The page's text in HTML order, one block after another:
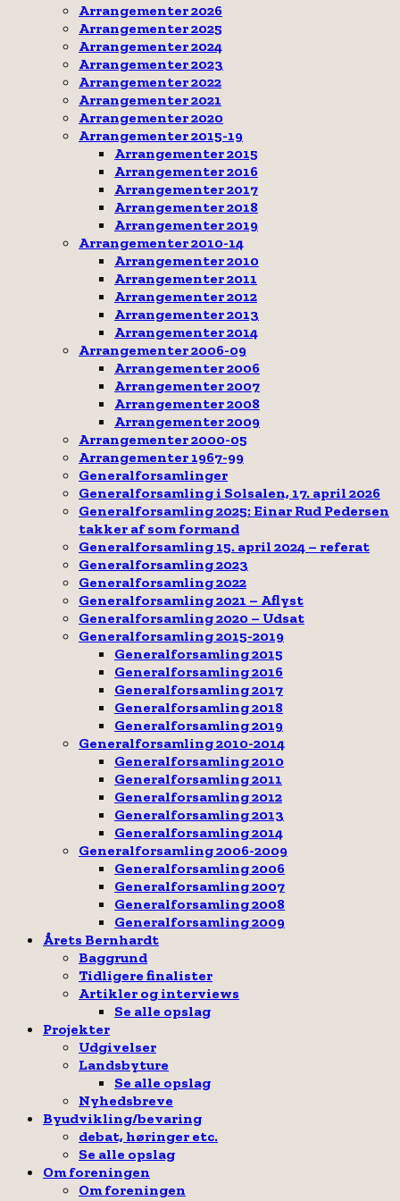
Arrangementer 2026
Arrangementer 2025
Arrangementer 2024
Arrangementer 2023
Arrangementer 2022
Arrangementer 2021
Arrangementer 2020
Arrangementer 2015-19
Arrangementer 2015
Arrangementer 2016
Arrangementer 2017
Arrangementer 2018
Arrangementer 2019
Arrangementer 2010-14
Arrangementer 2010
Arrangementer 2011
Arrangementer 2012
Arrangementer 2013
Arrangementer 2014
Arrangementer 2006-09
Arrangementer 2006
Arrangementer 2007
Arrangementer 2008
Arrangementer 2009
Arrangementer 2000-05
Arrangementer 1967-99
Generalforsamlinger
Generalforsamling i Solsalen, 17. april 2026
Generalforsamling 2025: Einar Rud Pedersen
takker af som formand
Generalforsamling 15. april 2024 – referat
Generalforsamling 2023
Generalforsamling 2022
Generalforsamling 2021 – Aflyst
Generalforsamling 2020 – Udsat
Generalforsamling 2015-2019
Generalforsamling 2015
Generalforsamling 2016
Generalforsamling 2017
Generalforsamling 2018
Generalforsamling 2019
Generalforsamling 2010-2014
Generalforsamling 2010
Generalforsamling 2011
Generalforsamling 2012
Generalforsamling 2013
Generalforsamling 2014
Generalforsamling 2006-2009
Generalforsamling 2006
Generalforsamling 2007
Generalforsamling 2008
Generalforsamling 2009
Årets Bernhardt
Baggrund
Tidligere finalister
Artikler og interviews
Se alle opslag
Projekter
Udgivelser
Landsbyture
Se alle opslag
Nyhedsbreve
Byudvikling/bevaring
debat, høringer etc.
Se alle opslag
Om foreningen
Om foreningen